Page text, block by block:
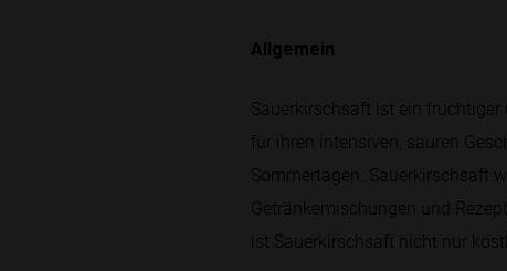
Allgemein
Sauerkirschsaft ist ein
für ihren intensiven, sauren
Sommertagen. Sauerkirschsaft
Getränkemischungen und
ist Sauerkirschsaft nicht nur